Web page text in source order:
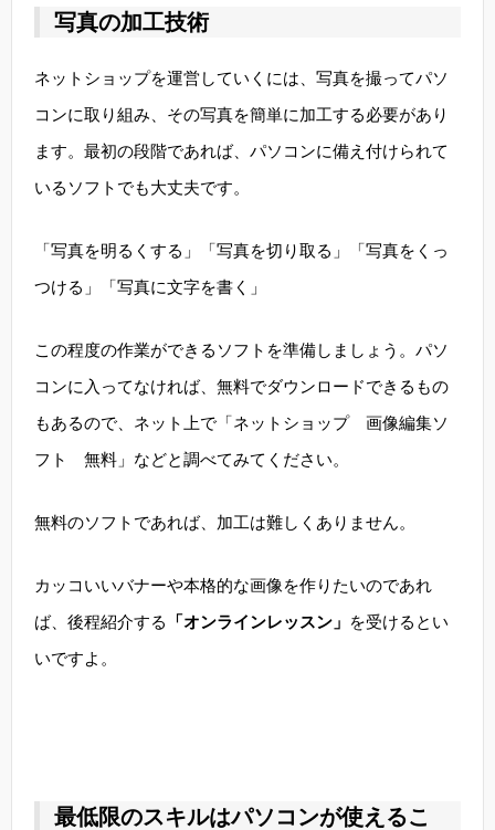
写真の加工技術
ネットショップを運営していくには、写真を撮ってパソ
コンに取り組み、その写真を簡単に加工する必要があり
ます。最初の段階であれば、パソコンに備え付けられて
いるソフトでも大丈夫です。
「写真を明るくする」「写真を切り取る」「写真をくっ
つける」「写真に文字を書く」
この程度の作業ができるソフトを準備しましょう。パソ
コンに入ってなければ、無料でダウンロードできるもの
もあるので、ネット上で「ネットショップ 画像編集ソ
フト 無料」などと調べてみてください。
無料のソフトであれば、加工は難しくありません。
カッコいいバナーや本格的な画像を作りたいのであれ
ば、後程紹介する
「オンラインレッスン」 を受けるとい
いですよ。
最低限のスキルはパソコンが使えるこ